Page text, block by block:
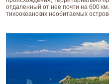
отдаленный от нее почти на 600
тихоокеанских необитаемых